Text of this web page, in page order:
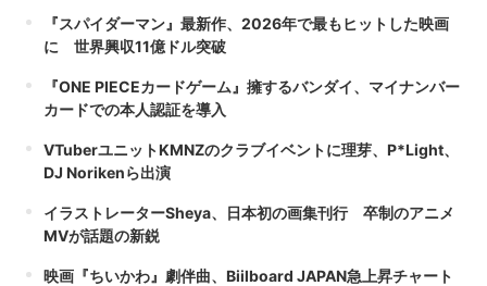
『スパイダーマン』最新作、2026年で最もヒットした映画
に 世界興収11億ドル突破
『ONE PIECEカードゲーム』擁するバンダイ、マイナンバー
カードでの本人認証を導入
VTuberユニットKMNZのクラブイベントに理芽、P*Light、
DJ Norikenら出演
イラストレーターSheya、日本初の画集刊行 卒制のアニメ
MVが話題の新鋭
映画『ちいかわ』劇伴曲、Biilboard JAPAN急上昇チャート